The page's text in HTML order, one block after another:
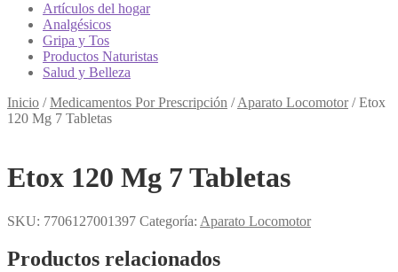
Artículos del hogar
Analgésicos
Gripa y Tos
Productos Naturistas
Salud y Belleza
Inicio /Medicamentos Por Prescripción /Aparato Locomotor/Etox
120 Mg 7 Tabletas
Etox 120 Mg 7 Tabletas
SKU: 7706127001397 Categoría: Aparato Locomotor
Productos relacionados